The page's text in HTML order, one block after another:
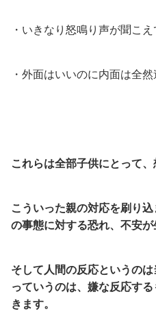
・いきなり怒鳴り声が聞こえ
・外面はいいのに内面は全然
これらは全部子供にとって、
こういった親の対応を刷り
の事態に対する恐れ、不安が
そして人間の反応というの
っていうのは、嫌な反応す
きます。